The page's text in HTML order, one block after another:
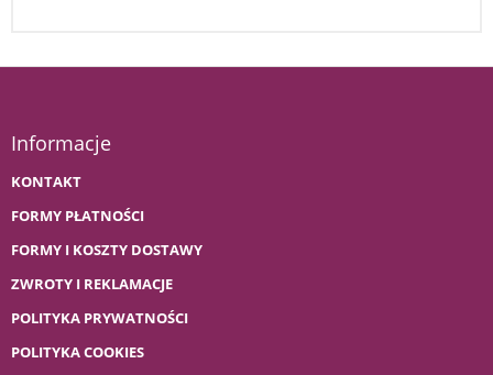
Informacje
KONTAKT
FORMY PŁATNOŚCI
FORMY I KOSZTY DOSTAWY
ZWROTY I REKLAMACJE
POLITYKA PRYWATNOŚCI
POLITYKA COOKIES